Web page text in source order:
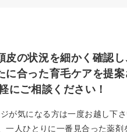
の状況を細かく確認し
合った育毛ケアを提案
にご相談ください！
が気になる方は一度お越し下
一人ひとりに一番見合った薬剤